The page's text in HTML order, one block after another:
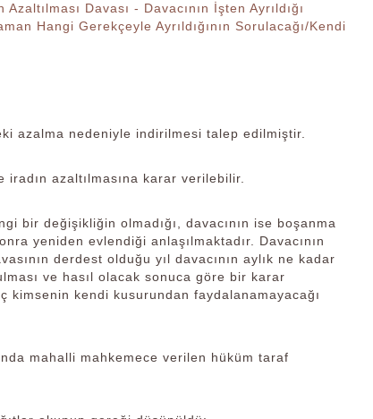
Davası - Davacının İşten Ayrıldığı
Hangi Gerekçeyle Ayrıldığının Sorulacağı/Kendi
azalma nedeniyle indirilmesi talep edilmiştir.
azaltılmasına karar verilebilir.
bir değişikliğin olmadığı, davacının ise boşanma
yeniden evlendiği anlaşılmaktadır. Davacının
derdest olduğu yıl davacının aylık ne kadar
ve hasıl olacak sonuca göre bir karar
kimsenin kendi kusurundan faydalanamayacağı
mahalli mahkemece verilen hüküm taraf